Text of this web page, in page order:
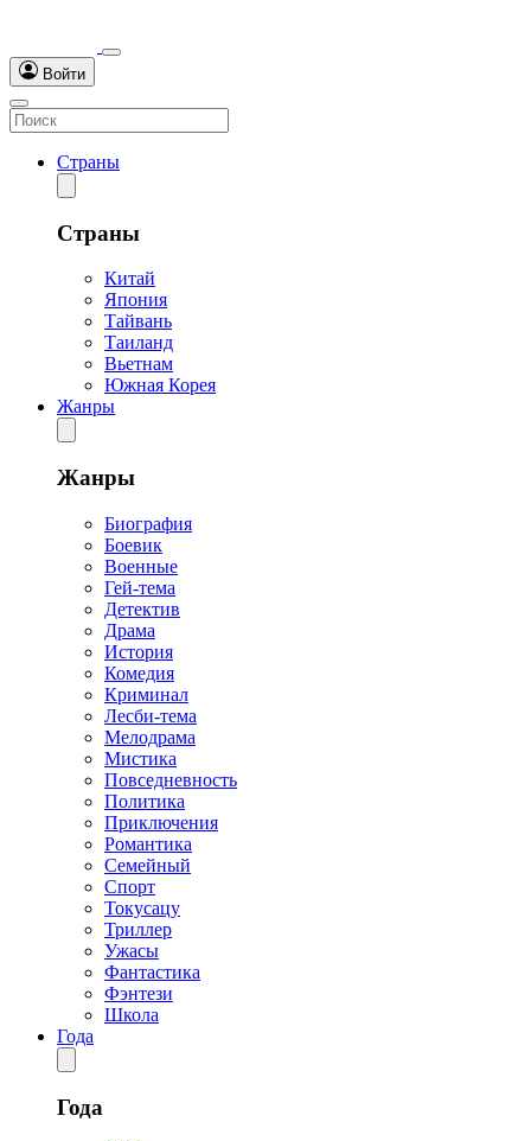
Войти
Страны
Страны
Китай
Япония
Тайвань
Таиланд
Вьетнам
Южная Корея
Жанры
Жанры
Биография
Боевик
Военные
Гей-тема
Детектив
Драма
История
Комедия
Криминал
Лесби-тема
Мелодрама
Мистика
Повседневность
Политика
Приключения
Романтика
Семейный
Спорт
Токусацу
Триллер
Ужасы
Фантастика
Фэнтези
Школа
Года
Года